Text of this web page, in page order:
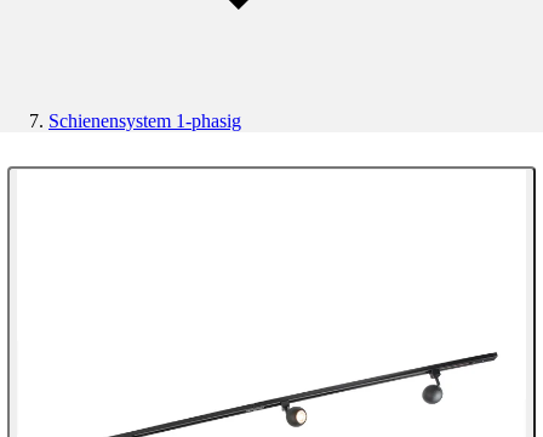
Schienensystem 1-phasig